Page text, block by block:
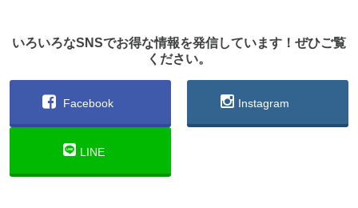
いろいろなSNSでお得な情報を発信しています！ぜひご覧
ください。
Facebook Instagram
LINE